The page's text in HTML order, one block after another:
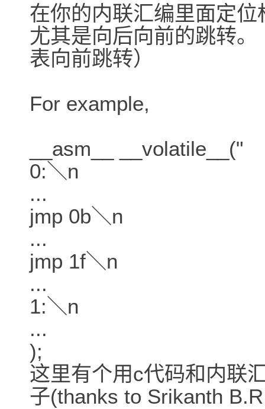
在你的内联汇编里面定
尤其是向后向前的跳转
表向前跳转）
For example,
__asm__ __volatile__("
0:＼n
...
jmp 0b＼n
...
jmp 1f＼n
...
1:＼n
...
);
这里有个用c代码和内联
子(thanks to Srikanth